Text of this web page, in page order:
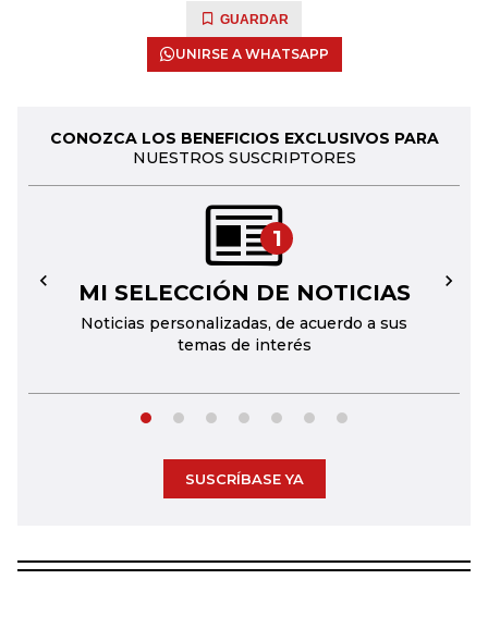
GUARDAR
UNIRSE A WHATSAPP
CONOZCA LOS BENEFICIOS EXCLUSIVOS PARA
NUESTROS SUSCRIPTORES
1
MI SELECCIÓN DE NOTICIAS
Noticias personalizadas, de acuerdo a sus
temas de interés
← →
SUSCRÍBASE YA